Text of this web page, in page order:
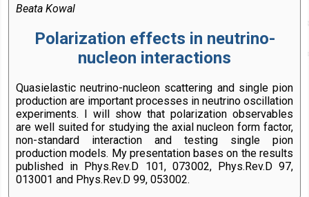
Beata Kowal
Polarization effects in neutrino-
nucleon interactions
Quasielastic neutrino-nucleon scattering and single pion
production are important processes in neutrino oscillation
experiments. I will show that polarization observables
are well suited for studying the axial nucleon form factor,
non-standard interaction and testing single pion
production models. My presentation bases on the results
published in Phys.Rev.D 101, 073002, Phys.Rev.D 97,
013001 and Phys.Rev.D 99, 053002.